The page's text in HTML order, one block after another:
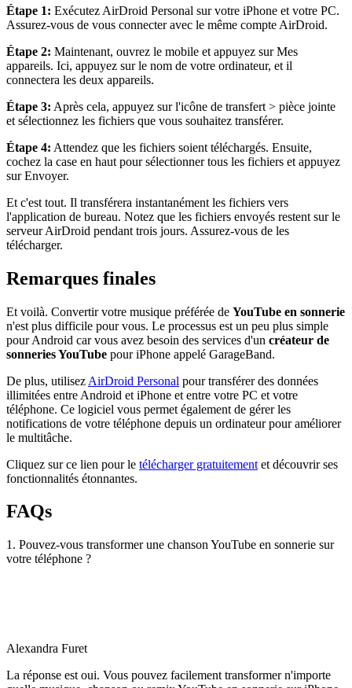
Étape 1: Exécutez AirDroid Personal sur votre iPhone et votre PC.
Assurez-vous de vous connecter avec le même compte AirDroid.
Étape 2: Maintenant, ouvrez le mobile et appuyez sur Mes
appareils. Ici, appuyez sur le nom de votre ordinateur, et il
connectera les deux appareils.
Étape 3: Après cela, appuyez sur l'icône de transfert > pièce jointe
et sélectionnez les fichiers que vous souhaitez transférer.
Étape 4: Attendez que les fichiers soient téléchargés. Ensuite,
cochez la case en haut pour sélectionner tous les fichiers et appuyez
sur Envoyer.
Et c'est tout. Il transférera instantanément les fichiers vers
l'application de bureau. Notez que les fichiers envoyés restent sur le
serveur AirDroid pendant trois jours. Assurez-vous de les
télécharger.
Remarques finales
Et voilà. Convertir votre musique préférée de YouTube en sonnerie
n'est plus difficile pour vous. Le processus est un peu plus simple
pour Android car vous avez besoin des services d'un créateur de
sonneries YouTube pour iPhone appelé GarageBand.
De plus, utilisez AirDroid Personal pour transférer des données
illimitées entre Android et iPhone et entre votre PC et votre
téléphone. Ce logiciel vous permet également de gérer les
notifications de votre téléphone depuis un ordinateur pour améliorer
le multitâche.
Cliquez sur ce lien pour le télécharger gratuitement et découvrir ses
fonctionnalités étonnantes.
FAQs
1. Pouvez-vous transformer une chanson YouTube en sonnerie sur
votre téléphone ?
Alexandra Furet
La réponse est oui. Vous pouvez facilement transformer n'importe